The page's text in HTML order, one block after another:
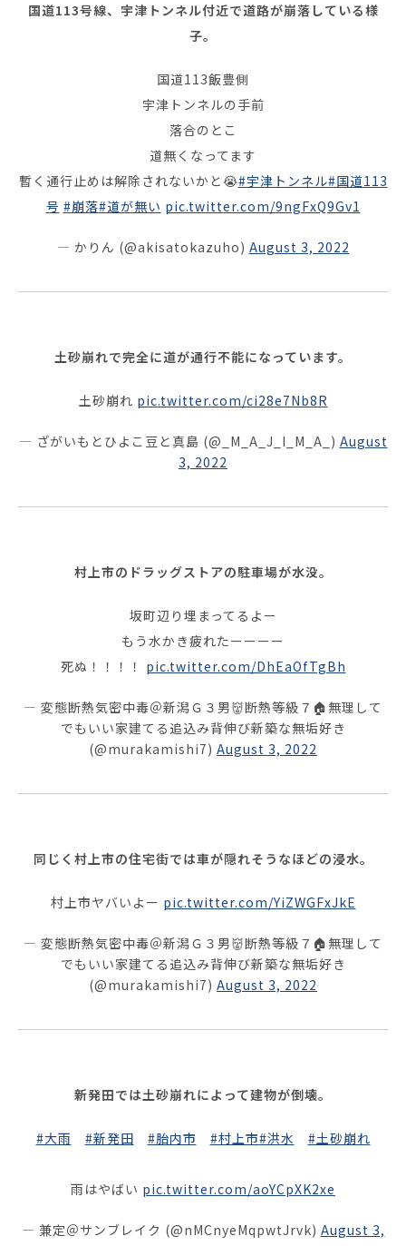
国道113号線、宇津トンネル付近で道路が崩落している様
子。
国道113飯豊側
宇津トンネルの手前
落合のとこ
道無くなってます
暫く通行止めは解除されないかと😭#宇津トンネル#国道113
号 #崩落#道が無い pic.twitter.com/9ngFxQ9Gv1
— かりん (@akisatokazuho) August 3, 2022
土砂崩れで完全に道が通行不能になっています。
土砂崩れ pic.twitter.com/ci28e7Nb8R
— ざがいもとひよこ豆と真島 (@_M_A_J_I_M_A_) August
3, 2022
村上市のドラッグストアの駐車場が水没。
坂町辺り埋まってるよー
もう水かき疲れたーーーー
死ぬ！！！！ pic.twitter.com/DhEaOfTgBh
— 変態断熱気密中毒＠新潟Ｇ３男👹断熱等級７🏠️無理して
でもいい家建てる追込み背伸び新築な無垢好き
(@murakamishi7) August 3, 2022
同じく村上市の住宅街では車が隠れそうなほどの浸水。
村上市ヤバいよー pic.twitter.com/YiZWGFxJkE
— 変態断熱気密中毒＠新潟Ｇ３男👹断熱等級７🏠️無理して
でもいい家建てる追込み背伸び新築な無垢好き
(@murakamishi7) August 3, 2022
新発田では土砂崩れによって建物が倒壊。
#大雨 #新発田 #胎内市 #村上市#洪水 #土砂崩れ
雨はやばい pic.twitter.com/aoYCpXK2xe
— 兼定＠サンブレイク (@nMCnyeMqpwtJrvk) August 3,